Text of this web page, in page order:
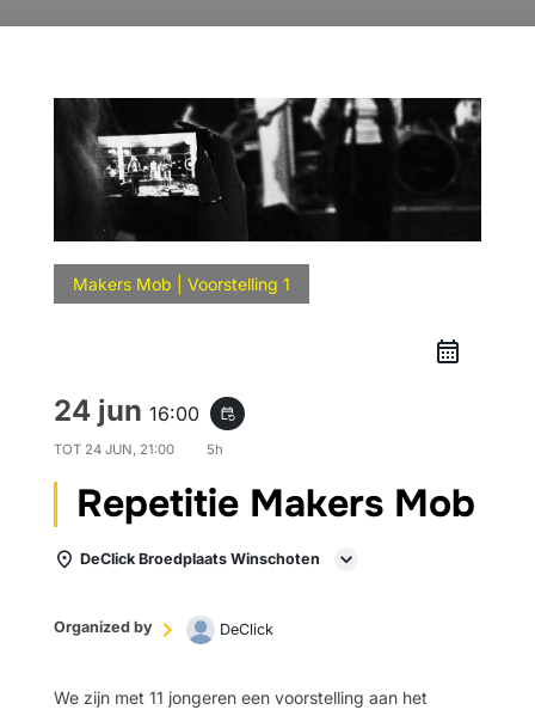
Makers Mob | Voorstelling 1
24 jun 16:00 event_repeat
TOT 24 JUN, 21:00 5h
Repetitie Makers Mob
DeClick Broedplaats Winschoten
Organized by DeClick
We zijn met 11 jongeren een voorstelling aan het